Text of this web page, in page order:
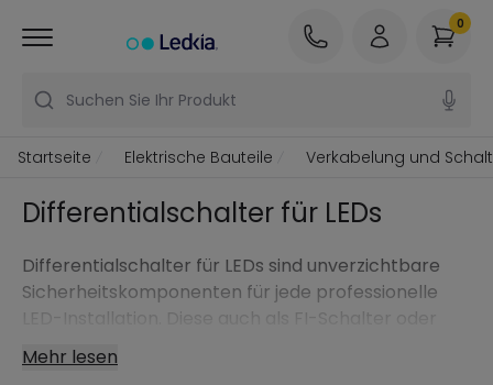
Suchen Sie Ihr Produkt
0
Startseite Elektrische Bauteile Verkabelung und
Differentialschalter für LEDs
Differentialschalter für LEDs sind unverzichtbare
Sicherheitskomponenten für jede professionelle
LED-Installation. Diese auch als FI-Schalter oder
Fehlerstromschutzschalter bekannten Geräte
schützen vor gefährlichen Fehlerströmen und
Mehr lesen